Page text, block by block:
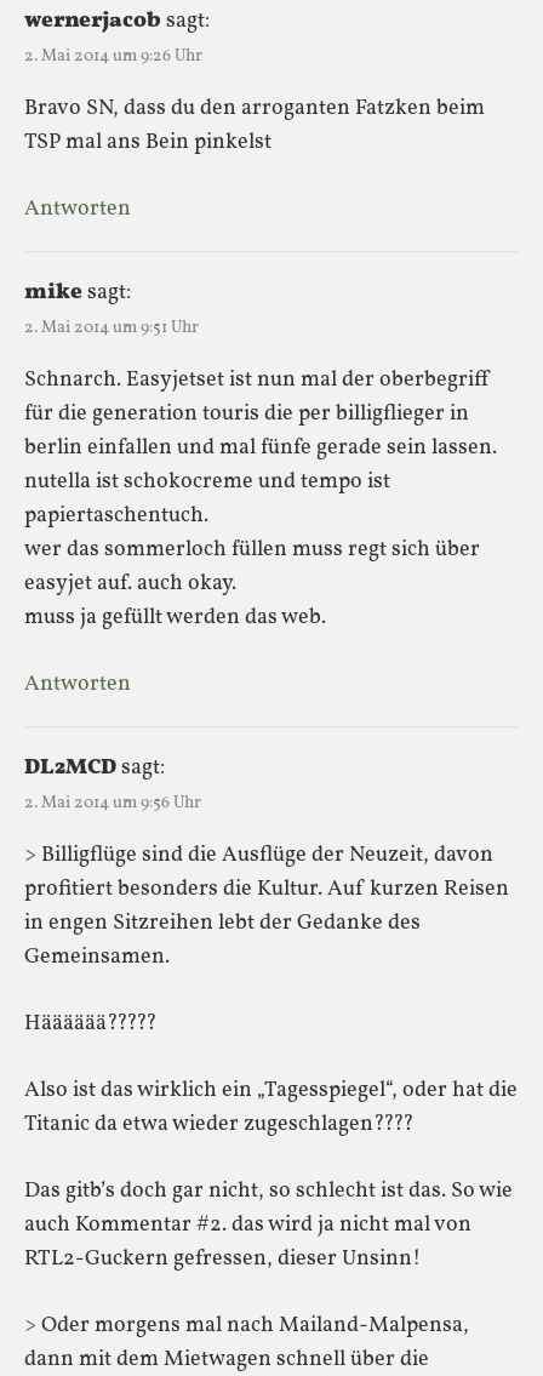
wernerjacob sagt:
2. Mai 2014 um 9:26 Uhr
Bravo SN, dass du den arroganten Fatzken beim
TSP mal ans Bein pinkelst
Antworten
mikesagt:
2. Mai 2014 um 9:51 Uhr
Schnarch. Easyjetset ist nun mal der oberbegriff
für die generation touris die per billigflieger in
berlin einfallen und mal fünfe gerade sein lassen.
nutella ist schokocreme und tempo ist
papiertaschentuch.
wer das sommerloch füllen muss regt sich über
easyjet auf. auch okay.
muss ja gefüllt werden das web.
Antworten
DL2MCDsagt:
2. Mai 2014 um 9:56 Uhr
> Billigflüge sind die Ausflüge der Neuzeit, davon
profitiert besonders die Kultur. Auf kurzen Reisen
in engen Sitzreihen lebt der Gedanke des
Gemeinsamen.
Hääääää?????
Also ist das wirklich ein „Tagesspiegel“, oder hat die
Titanic da etwa wieder zugeschlagen????
Das gitb’s doch gar nicht, so schlecht ist das. So wie
auch Kommentar #2. das wird ja nicht mal von
RTL2-Guckern gefressen, dieser Unsinn!
> Oder morgens mal nach Mailand-Malpensa,
dann mit dem Mietwagen schnell über die